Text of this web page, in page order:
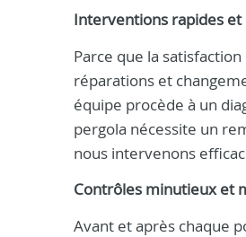
Interventions rapides
Parce que la
réparations et
équipe procède à un
pergola nécessite un
nous intervenons
Contrôles minutieux et
Avant et après chaque